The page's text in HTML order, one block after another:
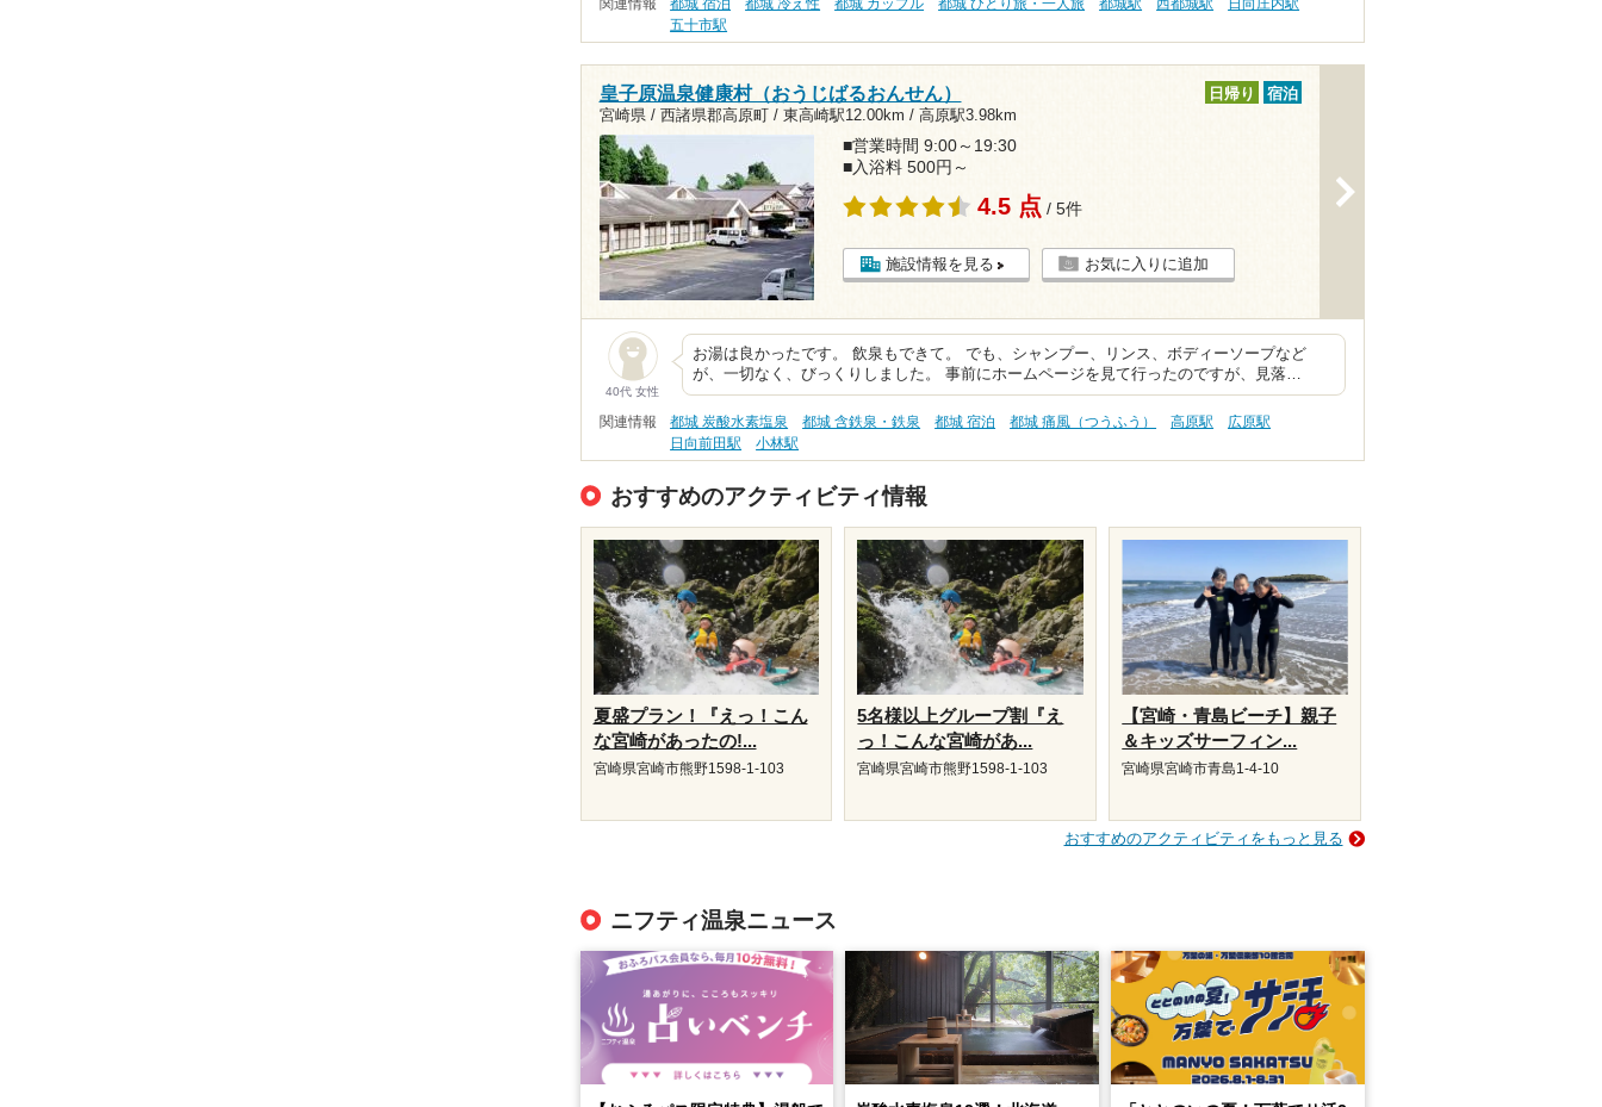
関連情報 都城 宿泊 都城 冷え性 都城 カップル 都城 ひとり旅・一人旅 都城駅 西都城駅
日向庄内駅
五十市駅
皇子原温泉健康村（おうじばるおんせん）
宮崎県 / 西諸県郡高原町 / 東高崎駅12.00km / 高原駅3.98km
日帰り 宿泊
■営業時間 9:00～19:30
■入浴料 500円～
4.5 点 / 5件
施設情報を見る お気に入りに追加
40代 女性
お湯は良かったです。 飲泉もできて。 でも、シャンプー、リンス、ボディーソープなど
が、一切なく、びっくりしました。 事前にホームページを見て行ったのですが、見落…
関連情報 都城 炭酸水素塩泉 都城 含鉄泉・鉄泉 都城 宿泊 都城 痛風（つうふう） 高原駅
広原駅
日向前田駅
小林駅
おすすめのアクティビティ情報
夏盛プラン！『えっ！こん
な宮崎があったの!...
宮崎県宮崎市熊野1598-1-103
5名様以上グループ割『え
っ！こんな宮崎があ...
宮崎県宮崎市熊野1598-1-103
【宮崎・青島ビーチ】親子
＆キッズサーフィン...
宮崎県宮崎市青島1-4-10
おすすめのアクティビティをもっと見る
ニフティ温泉ニュース